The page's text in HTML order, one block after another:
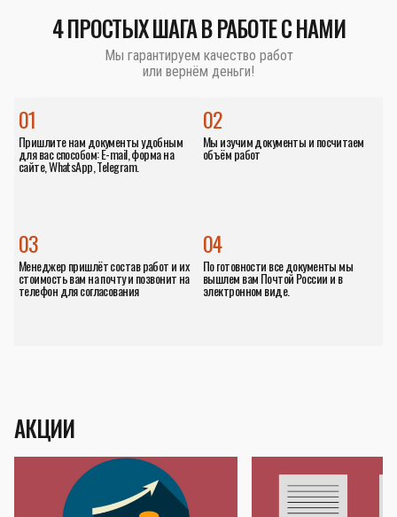
4 ПРОСТЫХ ШАГА В РАБОТЕ С НАМИ
Мы гарантируем качество работ
или вернём деньги!
01
Пришлите нам документы удобным
для вас способом: E-mail, форма на
сайте, WhatsApp, Telegram.
02
Мы изучим документы и посчитаем
объём работ
04
По готовности все документы мы
вышлем вам Почтой России и в
электронном виде.
03
Менеджер пришлёт состав работ и их
стоимость вам на почту и позвонит на
телефон для согласования
АКЦИИ